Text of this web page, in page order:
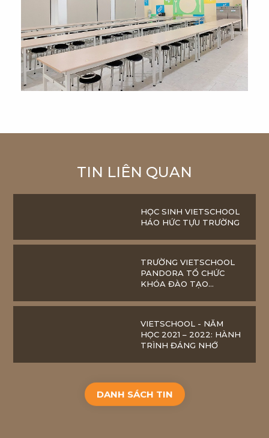
TIN LIÊN QUAN
HỌC SINH VIETSCHOOL
HÁO HỨC TỰU TRƯỜNG
TRƯỜNG VIETSCHOOL
PANDORA TỔ CHỨC
KHÓA ĐÀO TẠO
CẢM XÚC XÃ HỘI”
VIETSCHOOL - NĂM
HỌC 2021 – 2022: HÀNH
TRÌNH ĐÁNG NHỚ
DANH SÁCH TIN